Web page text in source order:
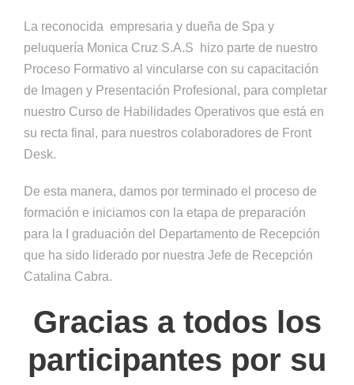
La reconocida empresaria y dueña de Spa y
peluquería Monica Cruz S.A.S hizo parte de nuestro
Proceso Formativo al vincularse con su capacitación
de Imagen y Presentación Profesional, para completar
nuestro Curso de Habilidades Operativos que está en
su recta final, para nuestros colaboradores de Front
Desk.
De esta manera, damos por terminado el proceso de
formación e iniciamos con la etapa de preparación
para la I graduación del Departamento de Recepción
que ha sido liderado por nuestra Jefe de Recepción
Catalina Cabra.
Gracias a todos los
participantes por su